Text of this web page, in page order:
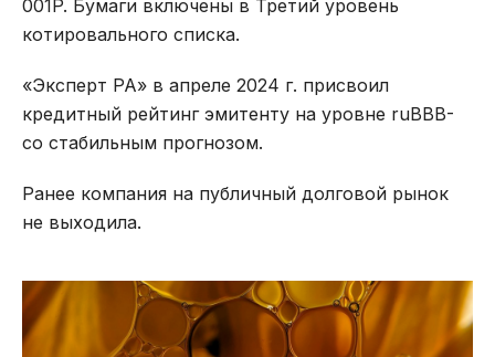
001P. Бумаги включены в Третий уровень
котировального списка.
«Эксперт РА» в апреле 2024 г. присвоил
кредитный рейтинг эмитенту на уровне ruBBB-
со стабильным прогнозом.
Ранее компания на публичный долговой рынок
не выходила.